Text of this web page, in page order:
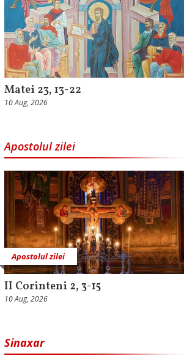
Matei 23, 13-22
10 Aug, 2026
Apostolul zilei
Apostolul zilei
II Corinteni 2, 3-15
10 Aug, 2026
Sinaxar